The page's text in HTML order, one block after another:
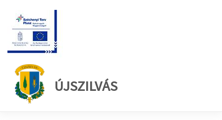
ÚJSZILVÁS